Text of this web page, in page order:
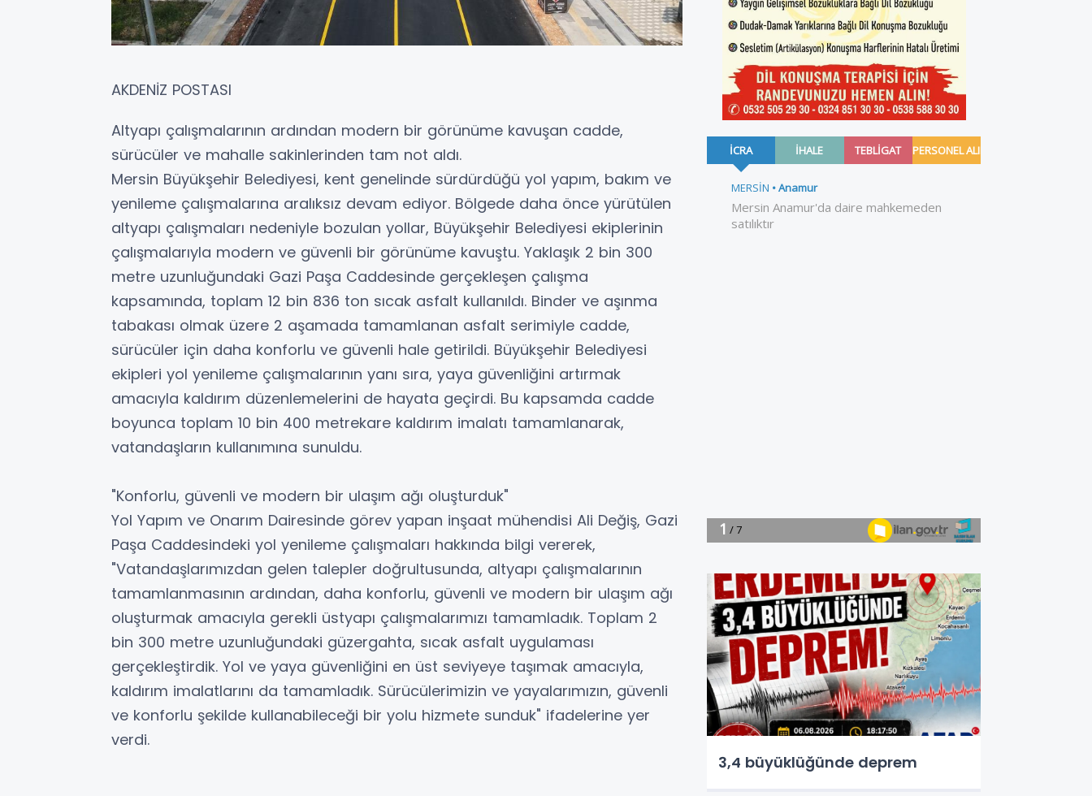
AKDENİZ POSTASI
Altyapı çalışmalarının ardından modern bir görünüme kavuşan cadde,
sürücüler ve mahalle sakinlerinden tam not aldı.
Mersin Büyükşehir Belediyesi, kent genelinde sürdürdüğü yol yapım, bakım ve
yenileme çalışmalarına aralıksız devam ediyor. Bölgede daha önce yürütülen
altyapı çalışmaları nedeniyle bozulan yollar, Büyükşehir Belediyesi ekiplerinin
çalışmalarıyla modern ve güvenli bir görünüme kavuştu. Yaklaşık 2 bin 300
metre uzunluğundaki Gazi Paşa Caddesinde gerçekleşen çalışma
kapsamında, toplam 12 bin 836 ton sıcak asfalt kullanıldı. Binder ve aşınma
tabakası olmak üzere 2 aşamada tamamlanan asfalt serimiyle cadde,
sürücüler için daha konforlu ve güvenli hale getirildi. Büyükşehir Belediyesi
ekipleri yol yenileme çalışmalarının yanı sıra, yaya güvenliğini artırmak
amacıyla kaldırım düzenlemelerini de hayata geçirdi. Bu kapsamda cadde
boyunca toplam 10 bin 400 metrekare kaldırım imalatı tamamlanarak,
vatandaşların kullanımına sunuldu.
"Konforlu, güvenli ve modern bir ulaşım ağı oluşturduk"
Yol Yapım ve Onarım Dairesinde görev yapan inşaat mühendisi Ali Değiş, Gazi
Paşa Caddesindeki yol yenileme çalışmaları hakkında bilgi vererek,
"Vatandaşlarımızdan gelen talepler doğrultusunda, altyapı çalışmalarının
tamamlanmasının ardından, daha konforlu, güvenli ve modern bir ulaşım ağı
oluşturmak amacıyla gerekli üstyapı çalışmalarımızı tamamladık. Toplam 2
bin 300 metre uzunluğundaki güzergahta, sıcak asfalt uygulaması
gerçekleştirdik. Yol ve yaya güvenliğini en üst seviyeye taşımak amacıyla,
kaldırım imalatlarını da tamamladık. Sürücülerimizin ve yayalarımızın, güvenli
ve konforlu şekilde kullanabileceği bir yolu hizmete sunduk" ifadelerine yer
verdi.
3,4 büyüklüğünde deprem